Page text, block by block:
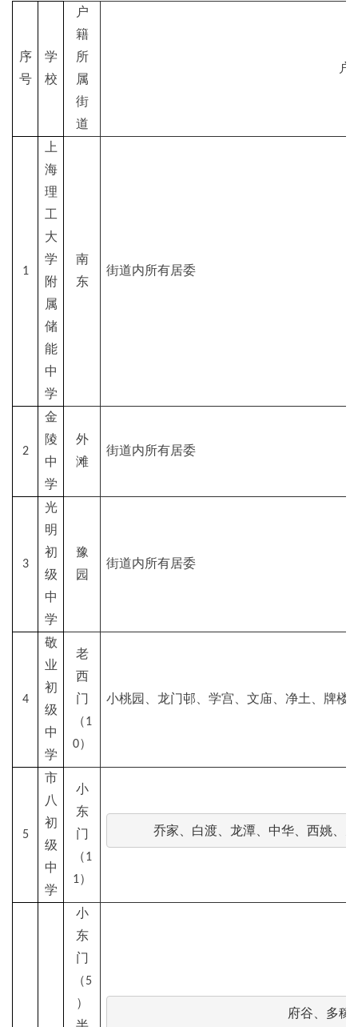
序
号
学
校
户
籍
所
属
街
道
户
1
上
海
理
工
大
学
附
属
储
能
中
学
南
东
街道内所有居委
2
金
陵
中
学
外
滩
街道内所有居委
3
光
明
初
级
中
学
豫
园
街道内所有居委
4
敬
业
初
级
中
学
老
西
（1
0）
小桃园、龙门邨、学宫、文庙、净土、牌楼
5
市
八
初
级
中
学
小
东
（1
1）
乔家、白渡、龙潭、中华、西姚、
小
东
（5
）
府谷、多稼